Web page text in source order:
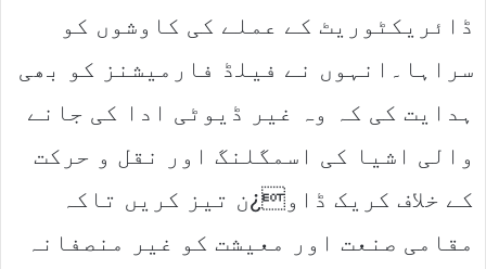
ڈائریکٹوریٹ کے عملے کی کاوشوں کو
سراہا۔انہوں نے فیلڈ فارمیشنز کو بھی
ہدایت کی کہ وہ غیر ڈیوٹی ادا کی جانے
والی اشیا کی اسمگلنگ اور نقل و حرکت
کے خلاف کریک ڈاو¿ن تیز کریں تاکہ
مقامی صنعت اور معیشت کو غیر منصفانہ